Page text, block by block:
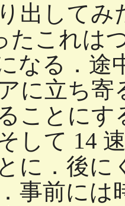
出して
たこれは
なる．途
に立ち
ことに
して 14
に．後に
事前には